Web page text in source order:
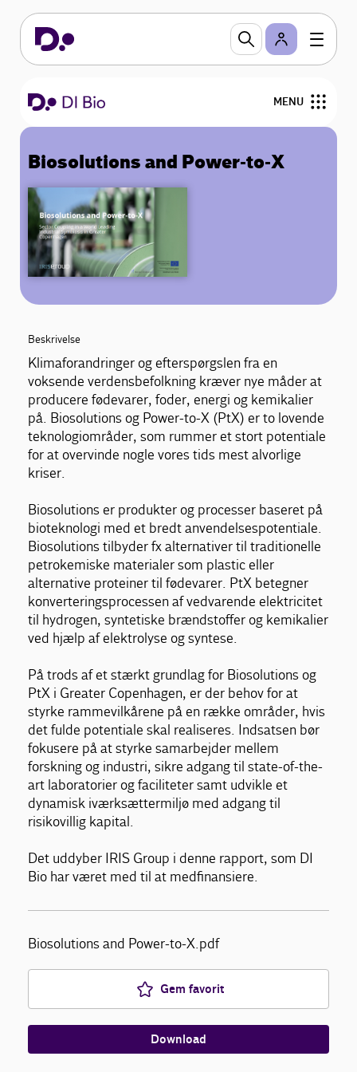
MENU
Biosolutions and Power-to-X
Beskrivelse
Klimaforandringer og efterspørgslen fra en
voksende verdensbefolkning kræver nye måder at
producere fødevarer, foder, energi og kemikalier
på. Biosolutions og Power-to-X (PtX) er to lovende
teknologiområder, som rummer et stort potentiale
for at overvinde nogle vores tids mest alvorlige
kriser.
Biosolutions er produkter og processer baseret på
bioteknologi med et bredt anvendelsespotentiale.
Biosolutions tilbyder fx alternativer til traditionelle
petrokemiske materialer som plastic eller
alternative proteiner til fødevarer. PtX betegner
konverteringsprocessen af vedvarende elektricitet
til hydrogen, syntetiske brændstoffer og kemikalier
ved hjælp af elektrolyse og syntese.
På trods af et stærkt grundlag for Biosolutions og
PtX i Greater Copenhagen, er der behov for at
styrke rammevilkårene på en række områder, hvis
det fulde potentiale skal realiseres. Indsatsen bør
fokusere på at styrke samarbejder mellem
forskning og industri, sikre adgang til state-of-the-
art laboratorier og faciliteter samt udvikle et
dynamisk iværksættermiljø med adgang til
risikovillig kapital.
Det uddyber IRIS Group i denne rapport, som DI
Bio har været med til at medfinansiere.
Biosolutions and Power-to-X.pdf
Gem favorit
Download